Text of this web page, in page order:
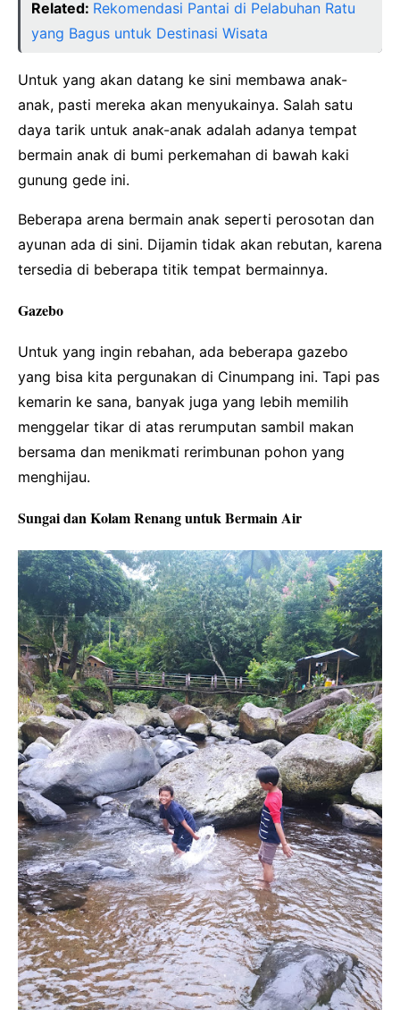
Related: Rekomendasi Pantai di Pelabuhan Ratu
yang Bagus untuk Destinasi Wisata
Untuk yang akan datang ke sini membawa anak-
anak, pasti mereka akan menyukainya. Salah satu
daya tarik untuk anak-anak adalah adanya tempat
bermain anak di bumi perkemahan di bawah kaki
gunung gede ini.
Beberapa arena bermain anak seperti perosotan dan
ayunan ada di sini. Dijamin tidak akan rebutan, karena
tersedia di beberapa titik tempat bermainnya.
Gazebo
Untuk yang ingin rebahan, ada beberapa gazebo
yang bisa kita pergunakan di Cinumpang ini. Tapi pas
kemarin ke sana, banyak juga yang lebih memilih
menggelar tikar di atas rerumputan sambil makan
bersama dan menikmati rerimbunan pohon yang
menghijau.
Sungai dan Kolam Renang untuk Bermain Air